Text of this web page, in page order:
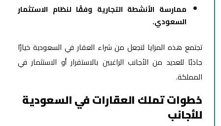
ممارسة الأنشطة التجارية وفقًا لنظام الاستثمار
السعودي.
تجتمع هذه المزايا لتجعل من شراء العقار في السعودية خيارًا
جاذبًا للعديد من الأجانب الراغبين بالاستقرار أو الاستثمار في
المملكة.
خطوات تملك العقارات في السعودية
للأجانب